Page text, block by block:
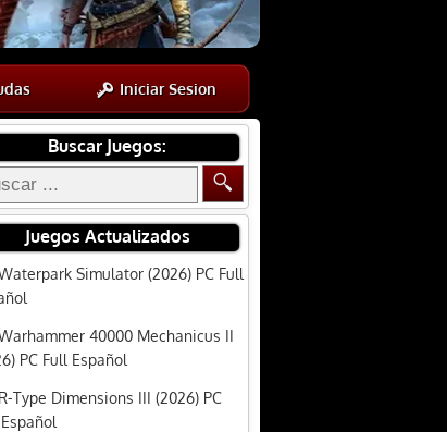
Iniciar Sesion
Buscar Juegos:
Juegos Actualizados
Simulator (2026) PC Full
40000 Mechanicus II
PC Full Español
R-Type Dimensions III (2026) PC